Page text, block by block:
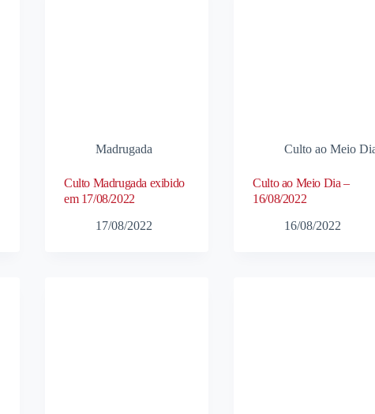
Madrugada
Culto Madrugada exibido
em 17/08/2022
17/08/2022
Culto ao Meio
Culto ao Meio Dia –
16/08/2022
16/08/2022